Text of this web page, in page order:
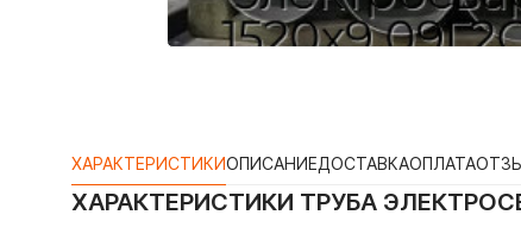
ХАРАКТЕРИСТИКИОПИСАНИЕДОСТАВКАОПЛАТА
ХАРАКТЕРИСТИКИ ТРУБА